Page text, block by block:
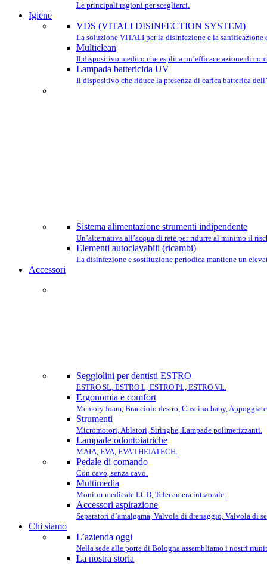
Le principali ragioni per sceglierci.
Igiene
VDS (VITALI DISINFECTION SYSTEM)
La soluzione VITALI per la disinfezione e la sanificazione
Multiclean
Il dispositivo medico che esplica un’efficace azione di
Lampada battericida UV
Il dispositivo che riduce la presenza di carica batterica
Sistema alimentazione strumenti indipendente
Un’alternativa all’acqua di rete per ridurre al minimo il
Elementi autoclavabili (ricambi)
La disinfezione e sostituzione periodica mantiene un
Accessori
Seggiolini per dentisti ESTRO
ESTRO SL, ESTRO L, ESTRO PL, ESTRO VL.
Ergonomia e comfort
Memory foam, Bracciolo destro, Cuscino baby,
Strumenti
Micromotori, Ablatori, Siringhe, Lampade polimerizzanti.
Lampade odontoiatriche
MAIA, EVA, EVA THEIATECH.
Pedale di comando
Con cavo, senza cavo.
Multimedia
Monitor medicale LCD, Telecamera intraorale.
Accessori aspirazione
Separatori d’amalgama, Valvola di drenaggio, Valvola di
Chi siamo
L’azienda oggi
Nella sede alle porte di Bologna assembliamo i nostri
La nostra storia